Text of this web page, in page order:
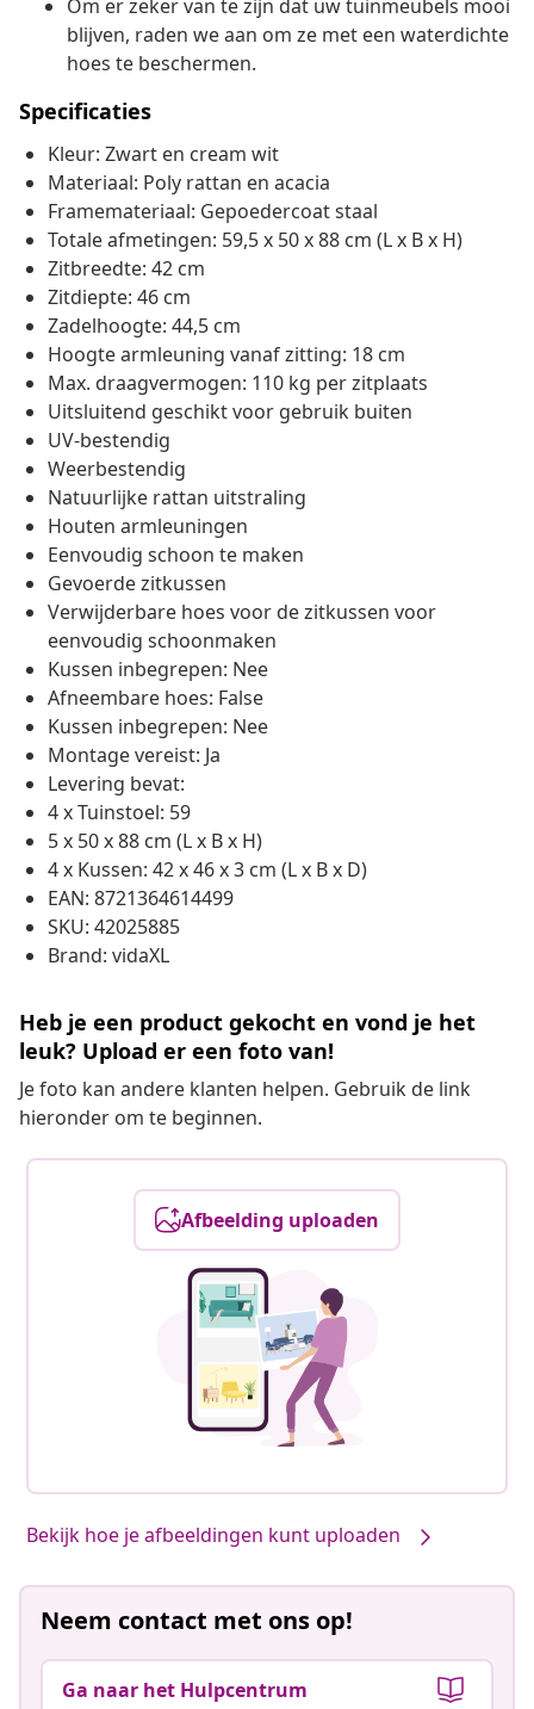
Om er zeker van te zijn dat uw tuinmeubels mooi
blijven, raden we aan om ze met een waterdichte
hoes te beschermen.
Specificaties
Kleur: Zwart en cream wit
Materiaal: Poly rattan en acacia
Framemateriaal: Gepoedercoat staal
Totale afmetingen: 59,5 x 50 x 88 cm (L x B x H)
Zitbreedte: 42 cm
Zitdiepte: 46 cm
Zadelhoogte: 44,5 cm
Hoogte armleuning vanaf zitting: 18 cm
Max. draagvermogen: 110 kg per zitplaats
Uitsluitend geschikt voor gebruik buiten
UV-bestendig
Weerbestendig
Natuurlijke rattan uitstraling
Houten armleuningen
Eenvoudig schoon te maken
Gevoerde zitkussen
Verwijderbare hoes voor de zitkussen voor
eenvoudig schoonmaken
Kussen inbegrepen: Nee
Afneembare hoes: False
Kussen inbegrepen: Nee
Montage vereist: Ja
Levering bevat:
4 x Tuinstoel: 59
5 x 50 x 88 cm (L x B x H)
4 x Kussen: 42 x 46 x 3 cm (L x B x D)
EAN: 8721364614499
SKU: 42025885
Brand: vidaXL
Heb je een product gekocht en vond je het
leuk? Upload er een foto van!
Je foto kan andere klanten helpen. Gebruik de link
hieronder om te beginnen.
Afbeelding uploaden
Bekijk hoe je afbeeldingen kunt uploaden
Neem contact met ons op!
Ga naar het Hulpcentrum